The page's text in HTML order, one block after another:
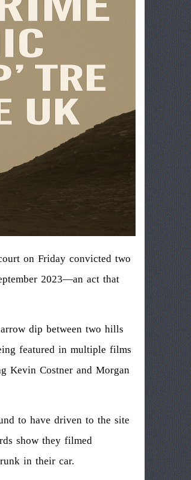
on Friday convicted two
2023—an act that
dip between two hills
featured in multiple films
Kevin Costner and Morgan
to have driven to the site
show they filmed
in their car.